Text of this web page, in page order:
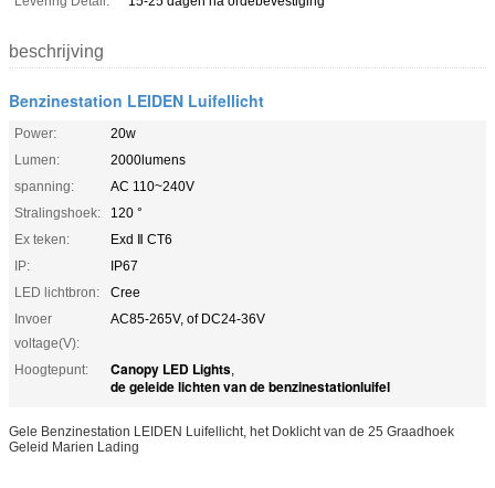
beschrijving
Benzinestation LEIDEN Luifellicht
Power:
20w
Lumen:
2000lumens
spanning:
AC 110~240V
Stralingshoek:
120 °
Ex teken:
Exd Ⅱ CT6
IP:
IP67
LED lichtbron:
Cree
Invoer
voltage(V):
AC85-265V, of DC24-36V
Hoogtepunt: Canopy LED Lights,
de geleide lichten van de benzinestationluifel
Gele Benzinestation LEIDEN Luifellicht, het Doklicht van de 25 Graadhoek
Geleid Marien Lading